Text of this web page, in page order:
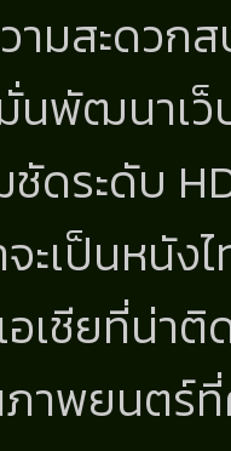
ามสะดว
นพัฒนาเ
ระดับ
ะเป็นหนั
อเชียที่น่า
าพยนตร์